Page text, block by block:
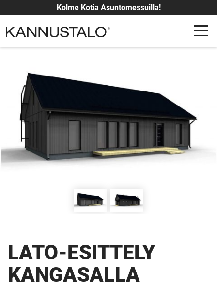
Kolme Kotia Asuntomessuilla!
LATO-ESITTELY
KANGASALLA